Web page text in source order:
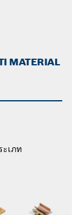
MATERIAL
เภท